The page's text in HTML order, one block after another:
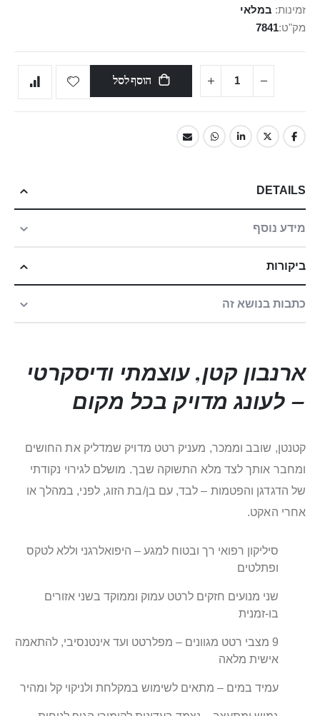
זמינות: במלאי
מק"ט 7841
הוסף לסל
DETAILS
מידע נוסף
ביקורות
כתבות בנושא זה
ארנבון קטן, עוצמתי ודיסקרטי
– לעונג מדויק בכל מקום
קטנטן, שובב וממכר, מעניק רטט מדויק שמדליק את החושים
ומחבר אותך לצד מלא התשוקה שבך. מושלם לגירוי נקודתי
של הדגדגן והפטמות – לבד, עם בן/בת הזוג, לפני, במהלך או
אחרי האקט.
סיליקון רפואי רך ובטוח למגע – היפואלרגני וללא לטקס
ופתלטים
שני מנועים חזקים לרטט עמוק וממוקד בשני אזורים
בו-זמנית
9 מצבי רטט מגוונים – מפלרטט ועד אינטנסיבי, להתאמה
אישית מלאה
עמיד במים – מתאים לשימוש במקלחת ולניקוי קל ומהיר